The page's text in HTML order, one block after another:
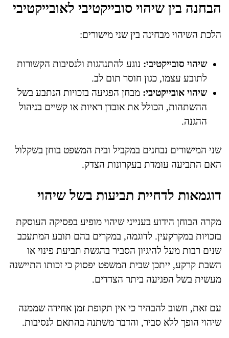
הבחנה בין שיהוי סובייקטיבי לאובייקטיבי
הלכת השיהוי מבחינה בין שני מישורים:
שיהוי סובייקטיבי: נוגע להתנהגות ולנסיבות הקשורות
לתובע עצמו, כגון חוסר תום לב.
שיהוי אובייקטיבי: מבחן הפגיעה בזכויות הנתבע בשל
ההשתהות, הכולל את אובדן ראיות או קשיים בניהול
ההגנה.
שני המישורים נבחנים במקביל ובית המשפט בוחן בשקלול
האם התביעה עומדת בעקרונות הצדק.
דוגמאות לדחיית תביעות בשל שיהוי
מקרה הבוחן הידוע בענייני שיהוי מופיע בפסיקה העוסקת
בזכויות במקרקעין. לדוגמה, במקרים בהם תובע המתעכב
שנים רבות מעל להיגיון הסביר בהגשת תביעת פינוי או
השבת קרקע, ייתכן שבית המשפט יפסוק כי זכותו התיישנה
מעשית בשל הפגיעה ביתר הצדדים.
עם זאת, חשוב להבהיר כי אין תקופת זמן אחידה שממנה
שיהוי הופך ללא סביר, והדבר משתנה בהתאם לנסיבות.